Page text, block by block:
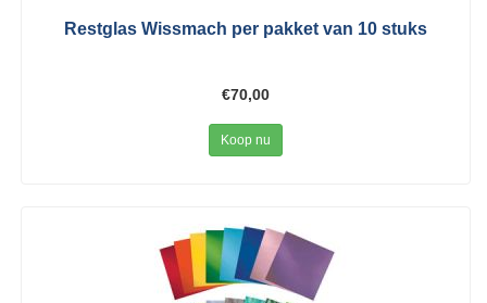
Restglas Wissmach per pakket van 10 stuks
€70,00
Koop nu